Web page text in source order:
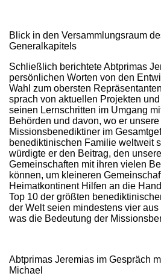
Blick in den Versammlungsraum
Generalkapitels
Schließlich berichtete Abtprimas
persönlichen Worten von den
Wahl zum obersten
sprach von aktuellen Projekten
seinen Lernschritten im Umgang
Behörden und davon, wo er
Missionsbenediktiner im
benediktinischen Familie weltweit
würdigte er den Beitrag, den
Gemeinschaften mit ihren vielen
können, um kleineren
Heimatkontinent Hilfen an die
Top 10 der größten
der Welt seien mindestens vier
was die Bedeutung der
Abtprimas Jeremias im Gespräch
Michael